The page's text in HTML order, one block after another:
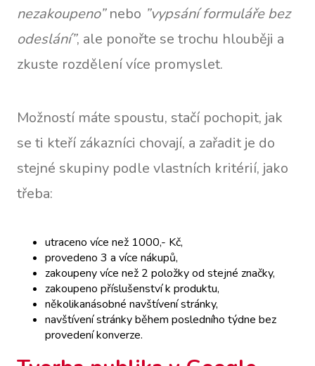
nezakoupeno”nebo ”vypsání formuláře bez
odeslání”, ale ponořte se trochu hlouběji a
zkuste rozdělení více promyslet.
Možností máte spoustu, stačí pochopit, jak
se ti kteří zákazníci chovají, a zařadit je do
stejné skupiny podle vlastních kritérií, jako
třeba:
utraceno více než 1000,- Kč,
provedeno 3 a více nákupů,
zakoupeny více než 2 položky od stejné značky,
zakoupeno příslušenství k produktu,
několikanásobné navštívení stránky,
navštívení stránky během posledního týdne bez
provedení konverze.